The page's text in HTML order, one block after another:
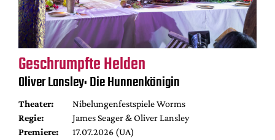
Geschrumpfte Helden
Oliver Lansley: Die Hunnenkönigin
Theater:
Nibelungenfestspiele Worms
Regie:
James Seager & Oliver Lansley
Premiere:
17.07.2026 (UA)